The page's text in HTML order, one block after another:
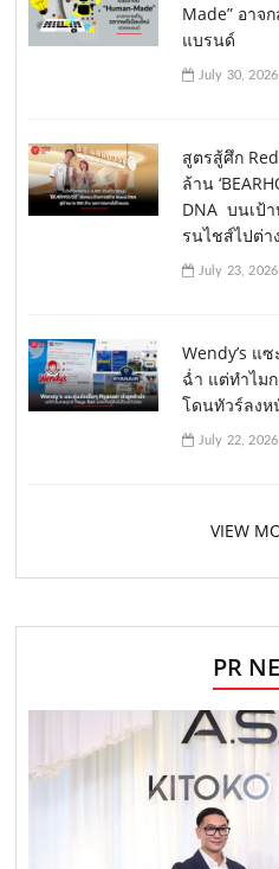
Made” อาจ
แบรนด์
July 30, 2026
สูตรสู้ศึก
ล้าน
DNA บนเป้
รนไชส์ไปต่า
July 23, 2026
Wendy’s แ
ฉ่ำ แต่ทำไม
โดนทัวร์ลงห
July 22, 2026
VIEW
PR